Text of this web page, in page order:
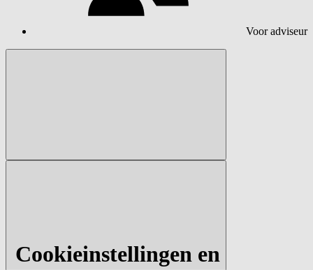
Voor adviseur
Cookieinstellingen en